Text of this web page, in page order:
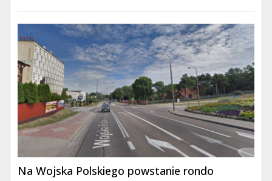
Na Wojska Polskiego powstanie rondo